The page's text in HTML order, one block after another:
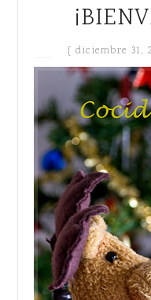
{diciembre 31,